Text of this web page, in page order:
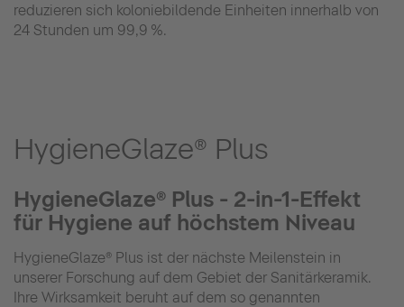
reduzieren sich koloniebildende Einheiten innerhalb von
24 Stunden um 99,9 %.
HygieneGlaze® Plus
HygieneGlaze® Plus - 2-in-1-Effekt
für Hygiene auf höchstem Niveau
HygieneGlaze® Plus ist der nächste Meilenstein in
unserer Forschung auf dem Gebiet der Sanitärkeramik.
Ihre Wirksamkeit beruht auf dem so genannten